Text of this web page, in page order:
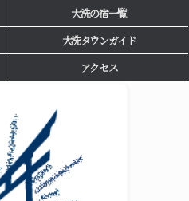
大洗の宿一覧
大洗タウンガイド
アクセス